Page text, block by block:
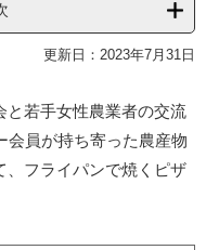
更新日：2023年7月31日
若手女性農業者の交流
会員が持ち寄った農産物
、フライパンで焼くピザ